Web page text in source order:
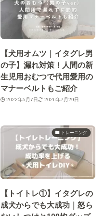
【犬用オムツ｜イタグレ男
の子】漏れ対策！人間の新
生児用おむつで代用愛用の
マナーベルトもご紹介
2022年5月7日 2026年7月29日
トレーニング
【トイトレ①】イタグレの
成犬からでも大成功｜怒ら